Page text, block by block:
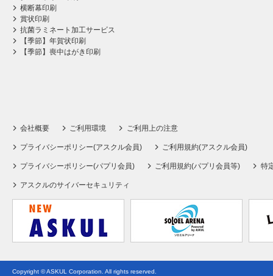
横断幕印刷
賞状印刷
抗菌ラミネート加工サービス
【季節】年賀状印刷
【季節】喪中はがき印刷
会社概要 ご利用環境 ご利用上の注意
プライバシーポリシー(アスクル会員) ご利用規約(アスクル会員)
プライバシーポリシー(パプリ会員) ご利用規約(パプリ会員等) 特
アスクルのサイバーセキュリティ
Copyright © ASKUL Corporation. All rights reserved.